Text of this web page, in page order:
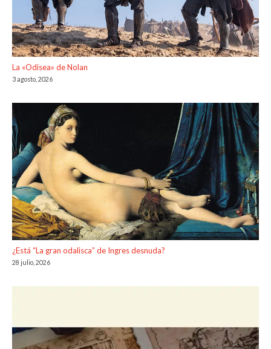
La «Odisea» de Nolan
3 agosto, 2026
¿Está “La gran odalisca” de Ingres desnuda?
28 julio, 2026